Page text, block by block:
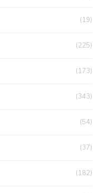
(19)
(225)
(173)
(343)
(54)
(37)
(182)